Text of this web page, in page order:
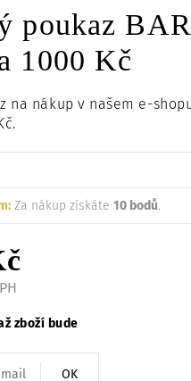
poukaz
1000 Kč
na nákup v našem e-shopu
Za nákup získáte10 bodů.
zboží bude
OK